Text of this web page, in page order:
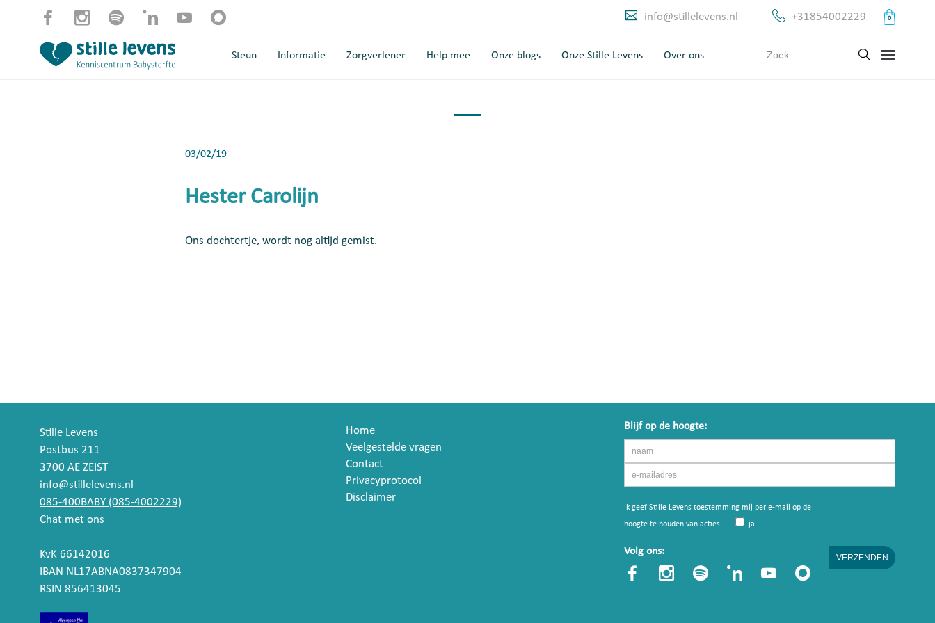
info@stillelevens.nl +31854002229 0
Steun Informatie Zorgverlener Help mee Onze blogs Onze Stille Levens Over ons
03/02/19
Hester Carolijn
Ons dochtertje, wordt nog altijd gemist.
Stille Levens
Postbus 211
3700 AE ZEIST
info@stillelevens.nl
085-400BABY (085-4002229)
Chat met ons
KvK 66142016
IBAN NL17ABNA0837347904
RSIN 856413045
Home
Veelgestelde vragen
Contact
Privacyprotocol
Disclaimer
Blijf op de hoogte:
Ik geef Stille Levens toestemming mij per e-mail op de
hoogte te houden van acties.
ja
Volg ons: